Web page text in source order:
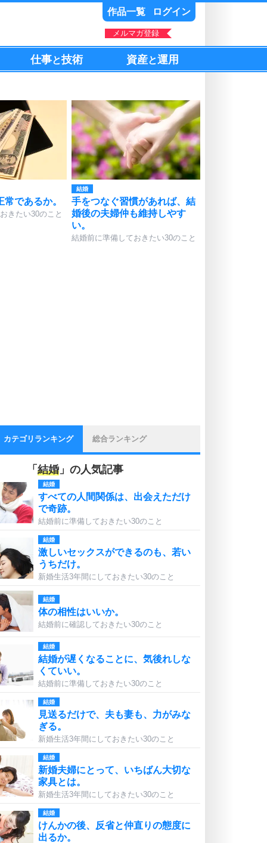
作品一覧 ログイン
メルマガ登録
仕事と技術 資産と運用
であるか。
きたい30のこと
結婚
手をつなぐ習慣があれば、結
婚後の夫婦仲も維持しやす
い。
結婚前に準備しておきたい30のこと
カテゴリランキング 総合ランキング
「 結婚」の人気記事
結婚
すべての人間関係は、出会えただけ
で奇跡。
結婚前に準備しておきたい30のこと
結婚
激しいセックスができるのも、若い
うちだけ。
新婚生活3年間にしておきたい30のこと
結婚
体の相性はいいか。
結婚前に確認しておきたい30のこと
結婚
結婚が遅くなることに、気後れしな
くていい。
結婚前に準備しておきたい30のこと
結婚
見送るだけで、夫も妻も、力がみな
ぎる。
新婚生活3年間にしておきたい30のこと
結婚
新婚夫婦にとって、いちばん大切な
家具とは。
新婚生活3年間にしておきたい30のこと
結婚
けんかの後、反省と仲直りの態度に
出るか。